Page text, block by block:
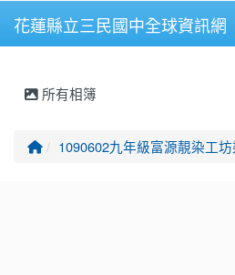
花蓮縣立三民國中全球資訊網
所有相簿
回首頁
1090602九年級富源靚染工